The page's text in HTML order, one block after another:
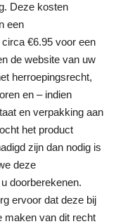
Deze kosten
een
€6.95 voor een
de website van uw
herroepingsrecht,
en – indien
en verpakking aan
het product
zijn dan nodig is
deze
doorberekenen.
ervoor dat deze bij
maken van dit recht